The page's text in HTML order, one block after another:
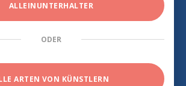
ALLEINUNTERHALTER
ODER
ARTEN VON KÜNSTLERN